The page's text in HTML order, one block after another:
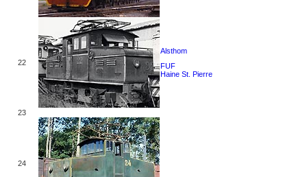
22
Alsthom
FUF
Haine St. Pierre
23
24